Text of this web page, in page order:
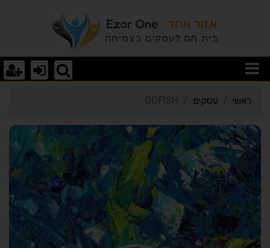
פרטי כרטיס העסק GOFISH
ראשי עסקים GOFISH